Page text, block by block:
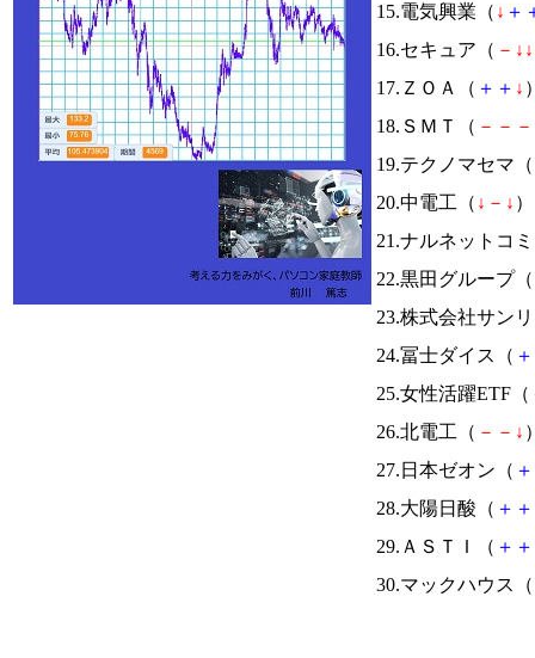
15.電気興業（ ↓ ＋
16.セキュア（ － ↓ ↓
17.ＺＯＡ（ ＋ ＋ ↓
18.ＳＭＴ（ － － －
19.テクノマセマ（
20.中電工（ ↓ － ↓
21.ナルネットコ
22.黒田グループ（
23.株式会社サン
24.冨士ダイス（ ＋
25.女性活躍ETF（
26.北電工（ － － ↓
27.日本ゼオン（ ＋
28.大陽日酸（ ＋ ＋
29.ＡＳＴＩ（ ＋ ＋
30.マックハウス（